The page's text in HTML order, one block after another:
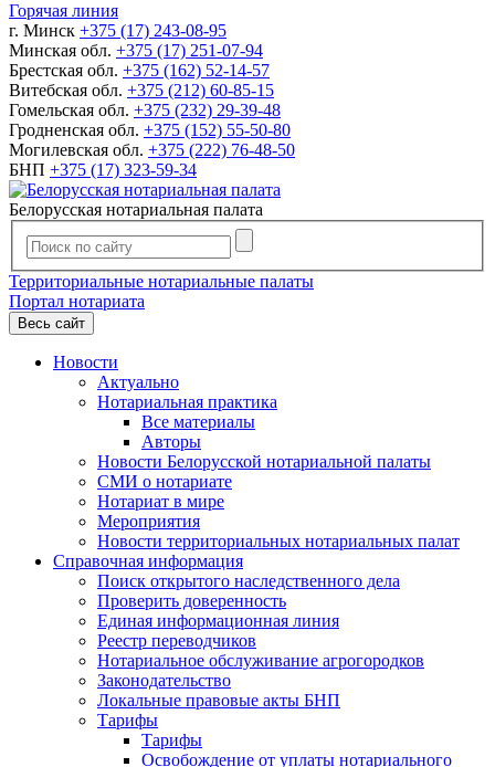
Горячая линия
г. Минск +375 (17) 243-08-95
Минская обл. +375 (17) 251-07-94
Брестская обл. +375 (162) 52-14-57
Витебская обл. +375 (212) 60-85-15
Гомельская обл. +375 (232) 29-39-48
Гродненская обл. +375 (152) 55-50-80
Могилевская обл. +375 (222) 76-48-50
БНП +375 (17) 323-59-34
Белорусская нотариальная палата
Территориальные нотариальные палаты
Портал нотариата
Весь сайт
Новости
Актуально
Нотариальная практика
Все материалы
Авторы
Новости Белорусской нотариальной палаты
СМИ о нотариате
Нотариат в мире
Мероприятия
Новости территориальных нотариальных палат
Справочная информация
Поиск открытого наследственного дела
Проверить доверенность
Единая информационная линия
Реестр переводчиков
Нотариальное обслуживание агрогородков
Законодательство
Локальные правовые акты БНП
Тарифы
Тарифы
Освобождение от уплаты нотариального